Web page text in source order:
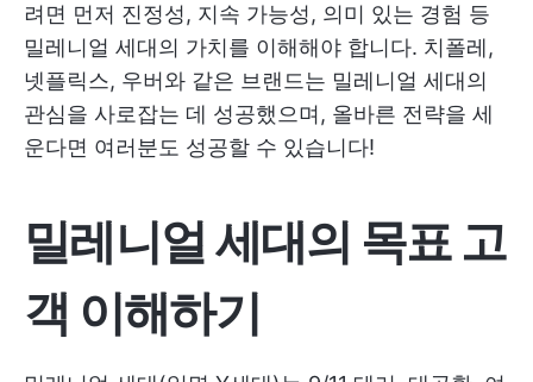
려면 먼저 진정성, 지속 가능성, 의미 있는 경험 등
밀레니얼 세대의 가치를 이해해야 합니다. 치폴레,
넷플릭스, 우버와 같은 브랜드는 밀레니얼 세대의
관심을 사로잡는 데 성공했으며, 올바른 전략을 세
운다면 여러분도 성공할 수 있습니다!
밀레니얼 세대의 목표 고
객 이해하기